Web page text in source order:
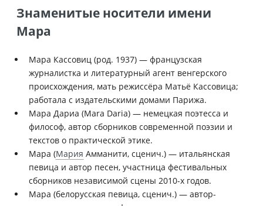
Знаменитые носители имени
Мара
Мара Кассовиц (род. 1937) — французская
журналистка и литературный агент венгерского
происхождения, мать режиссёра Матьё Кассовица;
работала с издательскими домами Парижа.
Мара Дариа (Mara Daria) — немецкая поэтесса и
философ, автор сборников современной поэзии и
текстов о практической этике.
Мара (Мария Амманити, сценич.) — итальянская
певица и автор песен, участница фестивальных
сборников независимой сцены 2010-х годов.
Мара (белорусская певица, сценич.) — автор-